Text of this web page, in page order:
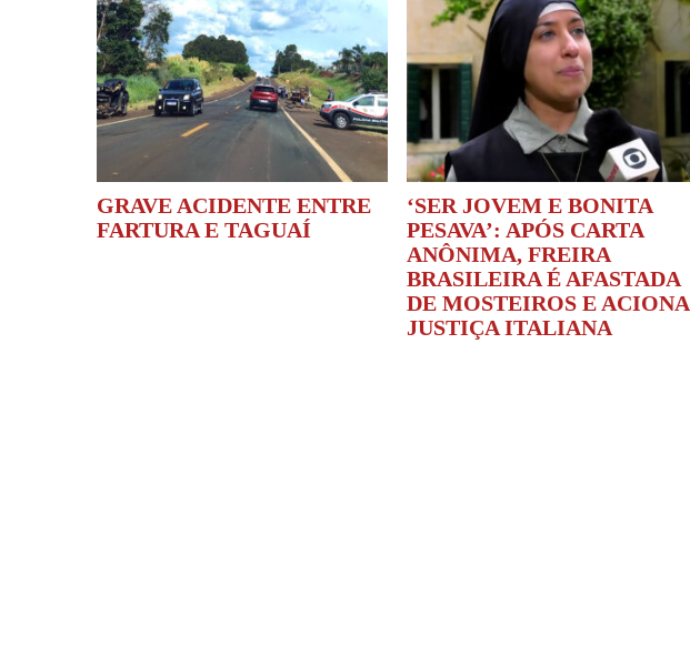
GRAVE ACIDENTE ENTRE
FARTURA E TAGUAÍ
‘SER JOVEM E BONITA
PESAVA’: APÓS CARTA
ANÔNIMA, FREIRA
BRASILEIRA É AFASTADA
DE MOSTEIROS E ACIONA
JUSTIÇA ITALIANA